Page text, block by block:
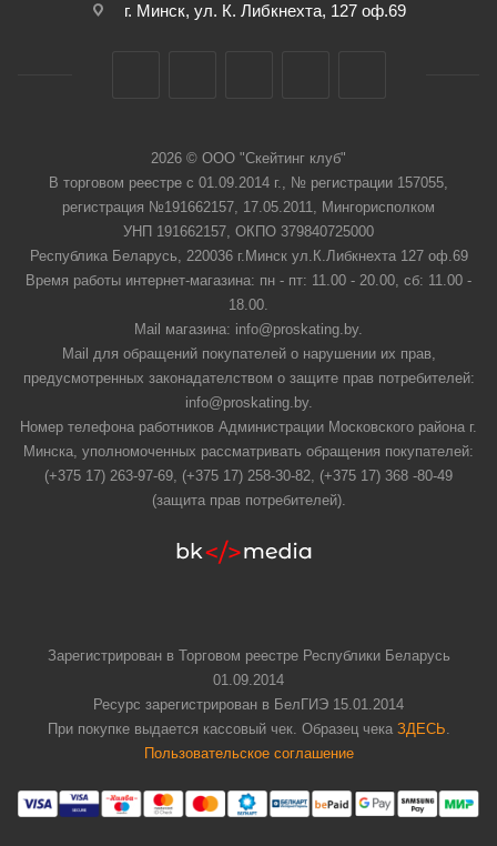
г. Минск, ул. К. Либкнехта, 127 оф.69
2026 © ООО "Скейтинг клуб"
В торговом реестре с 01.09.2014 г., № регистрации 157055,
регистрация №191662157, 17.05.2011, Мингорисполком
УНП 191662157, ОКПО 379840725000
Республика Беларусь, 220036 г.Минск ул.К.Либкнехта 127 оф.69
Время работы интернет-магазина: пн - пт: 11.00 - 20.00, сб: 11.00 -
18.00.
Mail магазина: info@proskating.by.
Mail для обращений покупателей о нарушении их прав,
предусмотренных законадателством о защите прав потребителей:
info@proskating.by.
Номер телефона работников Администрации Московского района г.
Минска, уполномоченных рассматривать обращения покупателей:
(+375 17) 263-97-69, (+375 17) 258-30-82, (+375 17) 368 -80-49
(защита прав потребителей).
Зарегистрирован в Торговом реестре Республики Беларусь
01.09.2014
Ресурс зарегистрирован в БелГИЭ 15.01.2014
При покупке выдается кассовый чек. Образец чека ЗДЕСЬ.
Пользовательское соглашение